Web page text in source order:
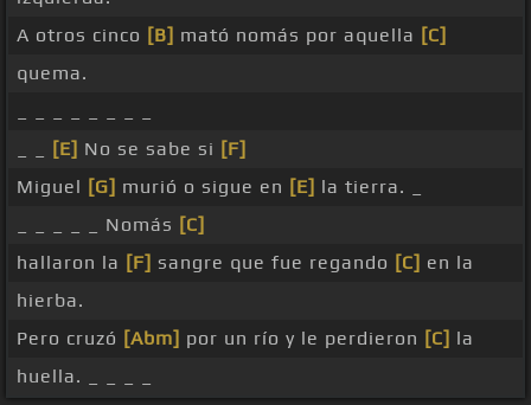
A otros cinco [B] mató nomás por aquella [C]
quema.
[E] No se sabe si [F]
Miguel [G] murió o sigue en [E] la tierra. _
_ _ _ _ _ Nomás [C]
hallaron la [F] sangre que fue regando [C] en la
hierba.
Pero cruzó [Abm] por un río y le perdieron [C] la
huella. _ _ _ _